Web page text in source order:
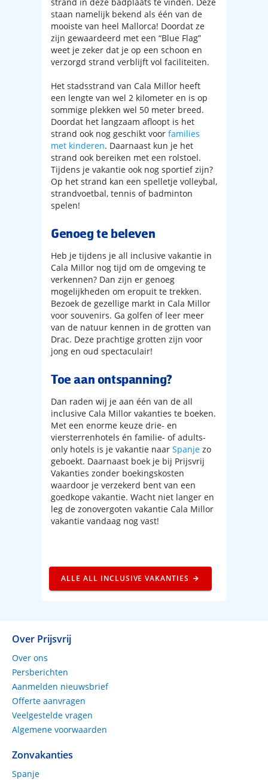
staan namelijk bekend als één van de
mooiste van heel Mallorca! Doordat ze
zijn gewaardeerd met een “Blue Flag”
weet je zeker dat je op een schoon en
verzorgd strand verblijft vol faciliteiten.
Het stadsstrand van Cala Millor heeft
een lengte van wel 2 kilometer en is op
sommige plekken wel 50 meter breed.
Doordat het langzaam afloopt is het
strand ook nog geschikt voor families
met kinderen. Daarnaast kun je het
strand ook bereiken met een rolstoel.
Tijdens je vakantie ook nog sportief zijn?
Op het strand kan een spelletje volleybal,
strandvoetbal, tennis of badminton
spelen!
Genoeg te beleven
Heb je tijdens je all inclusive vakantie in
Cala Millor nog tijd om de omgeving te
verkennen? Dan zijn er genoeg
mogelijkheden om eropuit te trekken.
Bezoek de gezellige markt in Cala Millor
voor souvenirs. Ga golfen of leer meer
van de natuur kennen in de grotten van
Drac. Deze prachtige grotten zijn voor
jong en oud spectaculair!
Toe aan ontspanning?
Dan raden wij je aan één van de all
inclusive Cala Millor vakanties te boeken.
Met een enorme keuze drie- en
viersterrenhotels én familie- of adults-
only hotels is je vakantie naar Spanje zo
geboekt. Daarnaast boek je bij Prijsvrij
Vakanties zonder boekingskosten
waardoor je verzekerd bent van een
goedkope vakantie. Wacht niet langer en
leg de zonovergoten vakantie Cala Millor
vakantie vandaag nog vast!
ALLE ALL INCLUSIVE VAKANTIES
Over Prijsvrij
Over ons
Persberichten
Aanmelden nieuwsbrief
Offerte aanvragen
Veelgestelde vragen
Algemene voorwaarden
Zonvakanties
Spanje